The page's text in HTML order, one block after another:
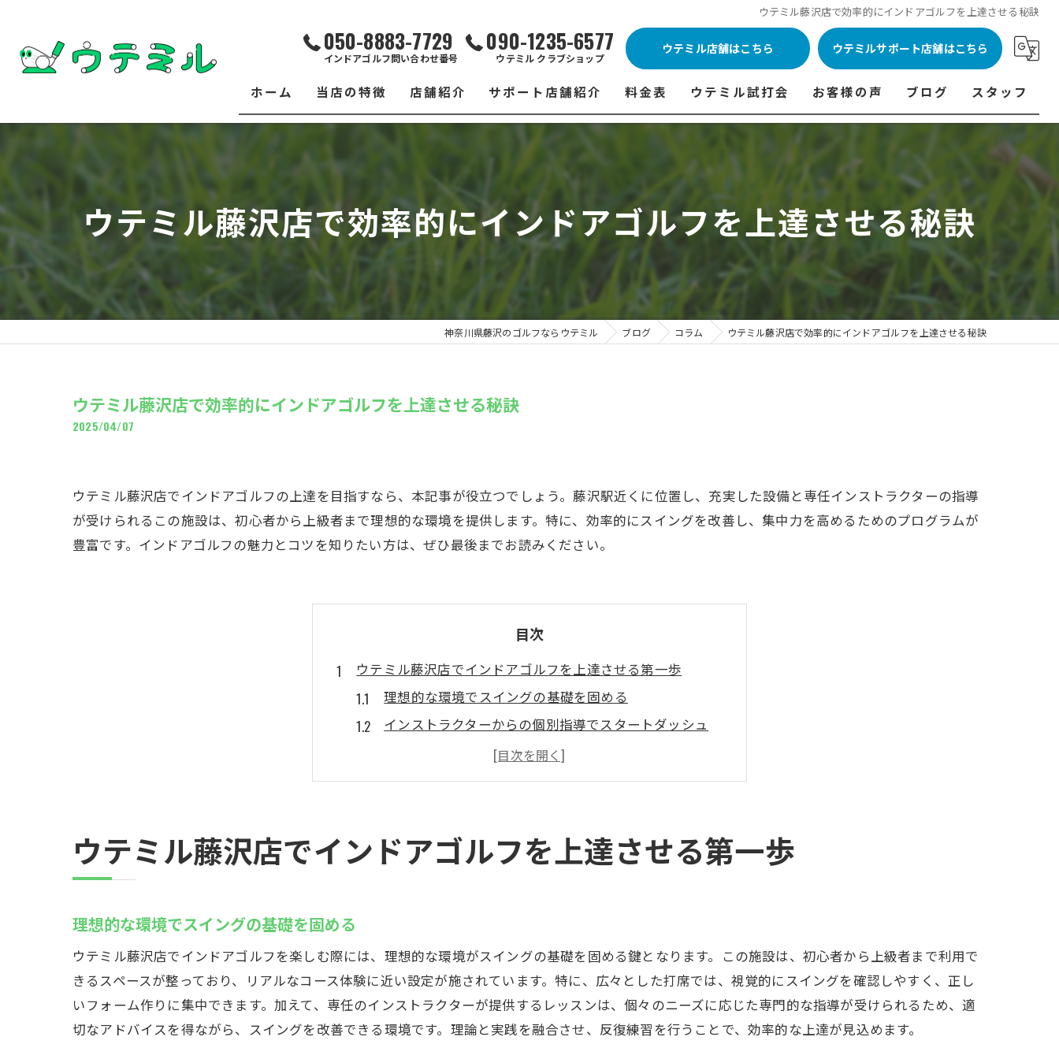
ウテミル藤沢店で効率的にインドアゴルフを上達させる秘訣
050-8883-7729
インドアゴルフ問い合わせ番号
090-1235-6577
ウテミル クラブショップ
ウテミル店舗はこちら ウテミルサポート店舗はこちら
ホーム 当店の特徴
練習場
フィッティング
店舗紹介
ウテミル 浦安駅前店
市原インドアゴルフ
ウテミルスクール高崎店
サポート店舗紹介
シミュレーションゴルフ Caddy
スズヨンゴルフクラブ(SUZU4-GOLFCLUB)
料金表
浦安駅前店 料金表
市原インドアゴルフ 料金表
ウテミルスクール高崎店 料金表
サポート店舗 料金表
シミュレーションゴルフ Caddy 料金表
ウテミル試打会
ウテミル試打会とは・・・
ウテミル試打会日程
フィッテイング・試打会 商品ラインナップ一覧
よくある質問
試打会開催受付
お客様の声
フィッテイング・試打会参加者の声
ブログ スタッフ
代表あいさつ
ウテミル藤沢店で効率的にインドアゴルフを上達させる秘訣
神奈川県藤沢のゴルフならウテミル ブログ コラム ウテミル藤沢店で効率的にインドアゴルフを上達させる秘訣
ウテミル藤沢店で効率的にインドアゴルフを上達させる秘訣
2025/04/07
ウテミル藤沢店でインドアゴルフの上達を目指すなら、本記事が役立つでしょう。藤沢駅近くに位置し、充実した設備と専任インストラクターの指導
が受けられるこの施設は、初心者から上級者まで理想的な環境を提供します。特に、効率的にスイングを改善し、集中力を高めるためのプログラムが
豊富です。インドアゴルフの魅力とコツを知りたい方は、ぜひ最後までお読みください。
目次
ウテミル藤沢店でインドアゴルフを上達させる第一歩
理想的な環境でスイングの基礎を固める
インストラクターからの個別指導でスタートダッシュ
目標設定の重要性とその方法
定期的なフィードバックで成長を確認
コミュニティを活用したモチベーション維持
藤沢駅近くで楽しむインドアゴルフの魅力
最新設備でリアルなゴルフシミュレーション
雨の日でも快適に練習できる室内環境
仲間と競い合いながら技術を磨く
アフターファイブのリフレッシュに最適
ウテミル藤沢店でインドアゴルフを上達させる第一歩
理想的な環境でスイングの基礎を固める
ウテミル藤沢店でインドアゴルフを楽しむ際には、理想的な環境がスイングの基礎を固める鍵となります。この施設は、初心者から上級者まで利用で
きるスペースが整っており、リアルなコース体験に近い設定が施されています。特に、広々とした打席では、視覚的にスイングを確認しやすく、正し
いフォーム作りに集中できます。加えて、専任のインストラクターが提供するレッスンは、個々のニーズに応じた専門的な指導が受けられるため、適
切なアドバイスを得ながら、スイングを改善できる環境です。理論と実践を融合させ、反復練習を行うことで、効率的な上達が見込めます。